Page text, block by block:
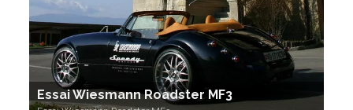
Essai Wiesmann Roadster MF3